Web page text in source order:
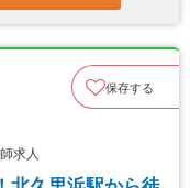
保存する
求人